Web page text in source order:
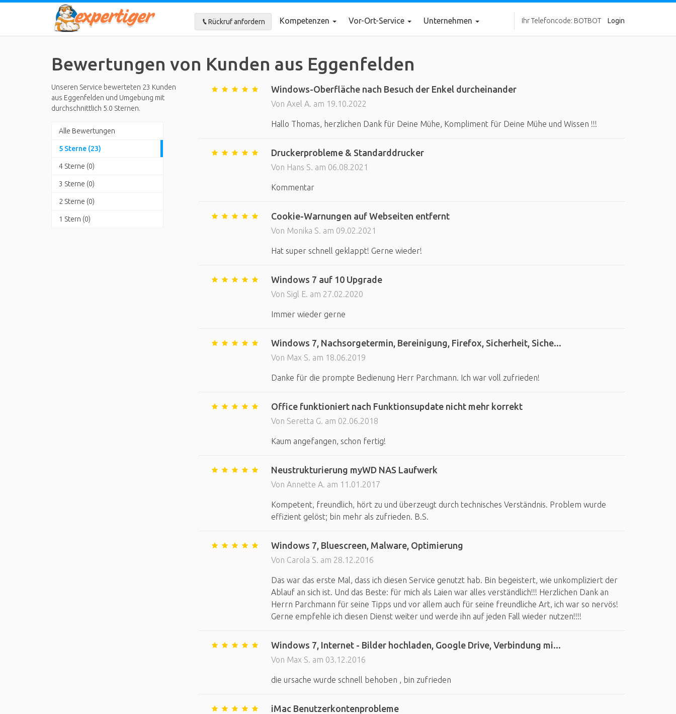
Rückruf anfordern Kompetenzen Vor-Ort-Service Unternehmen Ihr Telefoncode: BOTBOT Login
Bewertungen von Kunden aus Eggenfelden
Unseren Service bewerteten 23 Kunden
aus Eggenfelden und Umgebung mit
durchschnittlich 5.0 Sternen.
Alle Bewertungen
5 Sterne (23)
4 Sterne (0)
3 Sterne (0)
2 Sterne (0)
1 Stern (0)
Windows-Oberfläche nach Besuch der Enkel durcheinander
Von Axel A. am 19.10.2022
Hallo Thomas, herzlichen Dank für Deine Mühe, Kompliment für Deine Mühe und Wissen !!!
Druckerprobleme & Standarddrucker
Von Hans S. am 06.08.2021
Kommentar
Cookie-Warnungen auf Webseiten entfernt
Von Monika S. am 09.02.2021
Hat super schnell geklappt! Gerne wieder!
Windows 7 auf 10 Upgrade
Von Sigl E. am 27.02.2020
Immer wieder gerne
Windows 7, Nachsorgetermin, Bereinigung, Firefox, Sicherheit, Siche...
Von Max S. am 18.06.2019
Danke für die prompte Bedienung Herr Parchmann. Ich war voll zufrieden!
Office funktioniert nach Funktionsupdate nicht mehr korrekt
Von Seretta G. am 02.06.2018
Kaum angefangen, schon fertig!
Neustrukturierung myWD NAS Laufwerk
Von Annette A. am 11.01.2017
Kompetent, freundlich, hört zu und überzeugt durch technisches Verständnis. Problem wurde
effizient gelöst; bin mehr als zufrieden. B.S.
Windows 7, Bluescreen, Malware, Optimierung
Von Carola S. am 28.12.2016
Das war das erste Mal, dass ich diesen Service genutzt hab. Bin begeistert, wie unkompliziert der
Ablauf an sich ist. Und das Beste: für mich als Laien war alles verständlich!!! Herzlichen Dank an
Herrn Parchmann für seine Tipps und vor allem auch für seine freundliche Art, ich war so nervös!
Gerne empfehle ich diesen Dienst weiter und werde ihn auf jeden Fall wieder nutzen!!!!
Windows 7, Internet - Bilder hochladen, Google Drive, Verbindung mi...
Von Max S. am 03.12.2016
die ursache wurde schnell behoben , bin zufrieden
iMac Benutzerkontenprobleme